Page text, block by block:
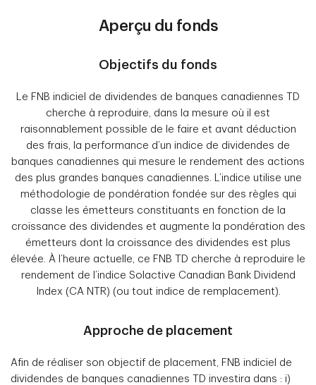
Aperçu du fonds
Objectifs du fonds
Le FNB indiciel de dividendes de banques canadiennes TD
cherche à reproduire, dans la mesure où il est
raisonnablement possible de le faire et avant déduction
des frais, la performance d’un indice de dividendes de
banques canadiennes qui mesure le rendement des actions
des plus grandes banques canadiennes. L’indice utilise une
méthodologie de pondération fondée sur des règles qui
classe les émetteurs constituants en fonction de la
croissance des dividendes et augmente la pondération des
émetteurs dont la croissance des dividendes est plus
élevée. À l’heure actuelle, ce FNB TD cherche à reproduire le
rendement de l’indice Solactive Canadian Bank Dividend
Index (CA NTR) (ou tout indice de remplacement).
Approche de placement
Afin de réaliser son objectif de placement, FNB indiciel de
dividendes de banques canadiennes TD investira dans : i)